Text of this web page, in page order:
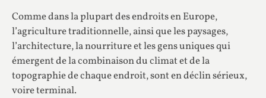
Comme dans la plupart des endroits en Europe,
l’agriculture traditionnelle, ainsi que les paysages,
l’architecture, la nourriture et les gens uniques qui
émergent de la combinaison du climat et de la
topographie de chaque endroit, sont en déclin sérieux,
voire terminal.